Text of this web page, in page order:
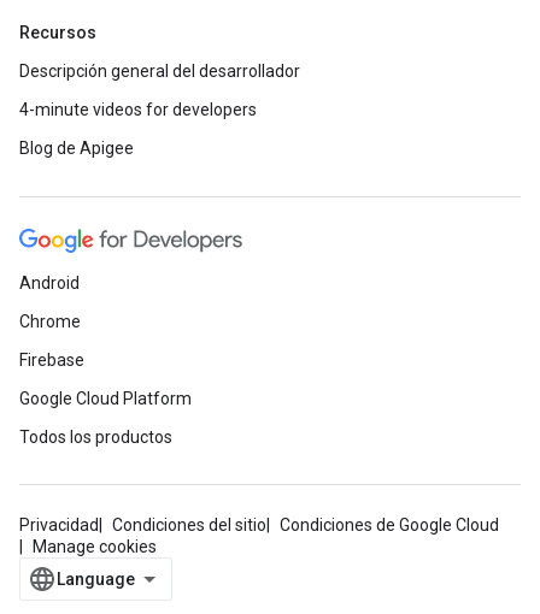
Recursos
Descripción general del desarrollador
4-minute videos for developers
Blog de Apigee
Android
Chrome
Firebase
Google Cloud Platform
Todos los productos
Privacidad Condiciones del sitio
Condiciones de Google Cloud
Manage cookies